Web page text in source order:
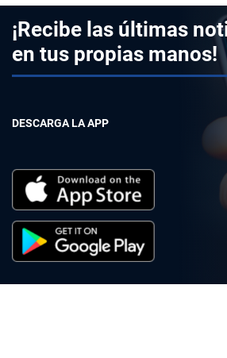
¡Recibe las últimas
en tus propias manos!
DESCARGA LA APP